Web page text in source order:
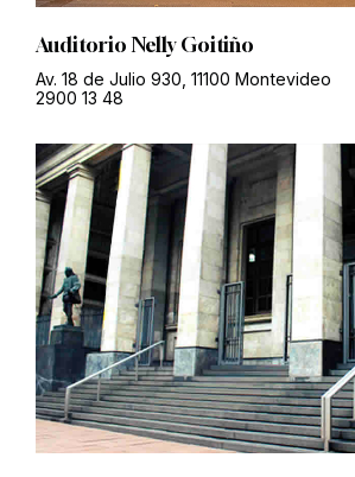
Auditorio Nelly Goitiño
Av. 18 de Julio 930, 11100 Montevideo
2900 13 48